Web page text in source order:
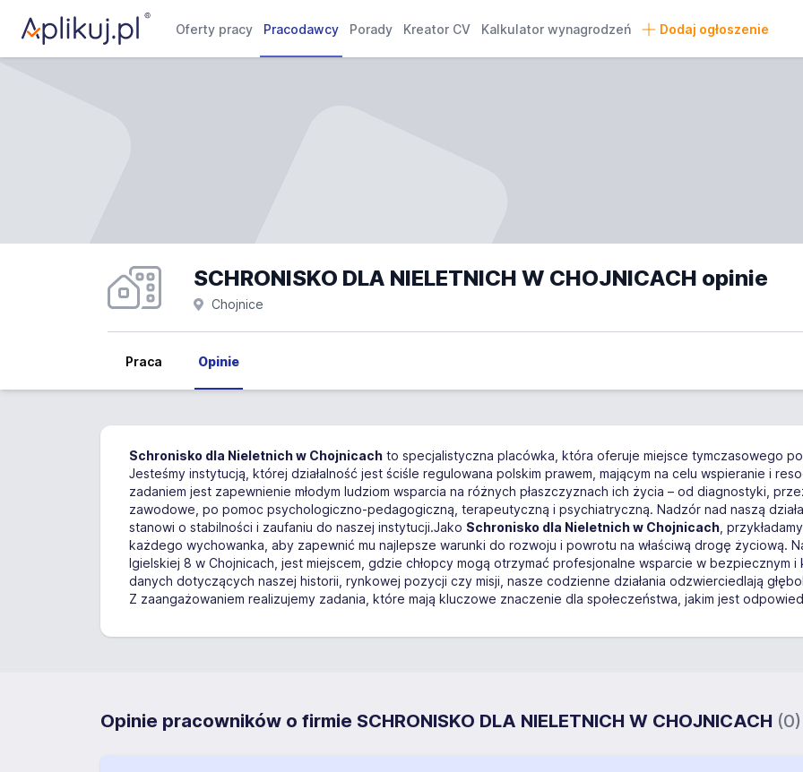
Oferty pracy Pracodawcy Porady Kreator CV Kalkulator wynagrodzeń Dodaj ogłoszenie
SCHRONISKO DLA NIELETNICH W CHOJNICACH opinie
Chojnice
Praca Opinie
Schronisko dla Nieletnich w Chojnicach to specjalistyczna placówka, która oferuje miejsce tymczasowego
Jesteśmy instytucją, której działalność jest ściśle regulowana polskim prawem, mającym na celu wspieranie i
zadaniem jest zapewnienie młodym ludziom wsparcia na różnych płaszczyznach ich życia – od diagnostyki,
zawodowe, po pomoc psychologiczno-pedagogiczną, terapeutyczną i psychiatryczną. Nadzór nad naszą
stanowi o stabilności i zaufaniu do naszej instytucji.Jako Schronisko dla Nieletnich w Chojnicach ,
każdego wychowanka, aby zapewnić mu najlepsze warunki do rozwoju i powrotu na właściwą drogę życiową.
Igielskiej 8 w Chojnicach, jest miejscem, gdzie chłopcy mogą otrzymać profesjonalne wsparcie w bezpiecznym
danych dotyczących naszej historii, rynkowej pozycji czy misji, nasze codzienne działania odzwierciedlają
Z zaangażowaniem realizujemy zadania, które mają kluczowe znaczenie dla społeczeństwa, jakim jest
Opinie pracowników o firmie SCHRONISKO DLA NIELETNICH W CHOJNICACH (0)